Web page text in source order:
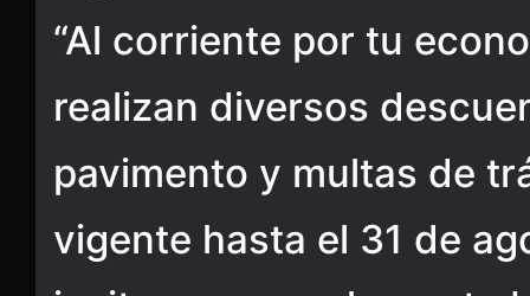
“Al corriente por tu
realizan diversos
pavimento y multas de
vigente hasta el 31 de